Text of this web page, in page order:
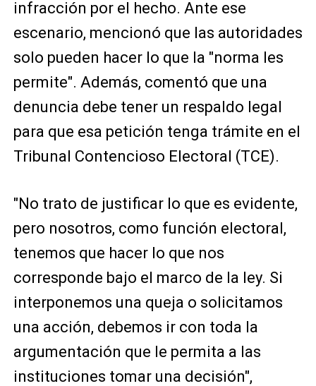
infracción por el hecho. Ante ese
escenario, mencionó que las autoridades
solo pueden hacer lo que la "norma les
permite". Además, comentó que una
denuncia debe tener un respaldo legal
para que esa petición tenga trámite en el
Tribunal Contencioso Electoral (TCE).
"No trato de justificar lo que es evidente,
pero nosotros, como función electoral,
tenemos que hacer lo que nos
corresponde bajo el marco de la ley. Si
interponemos una queja o solicitamos
una acción, debemos ir con toda la
argumentación que le permita a las
instituciones tomar una decisión",